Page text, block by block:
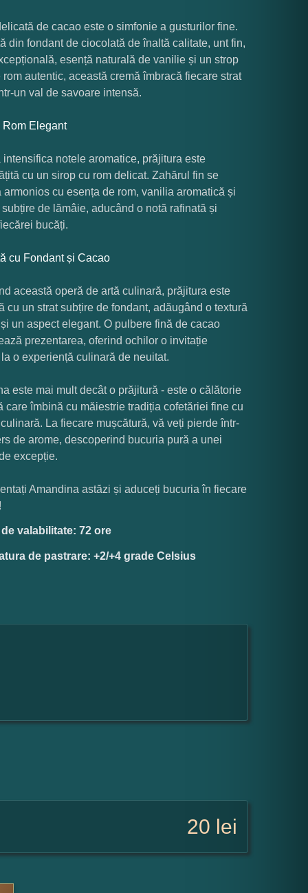
de cacao este o simfonie a gusturilor fine.
din fondant de ciocolată de înaltă calitate, unt fin,
esență naturală de vanilie și un strop
rom autentic, această cremă îmbracă fiecare strat
un val de savoare intensă.
Rom Elegant
intensifica notele aromatice, prăjitura este
cu un sirop cu rom delicat. Zahărul fin se
armonios cu esența de rom, vanilia aromatică și
de lămâie, aducând o notă rafinată și
bucăți.
cu Fondant și Cacao
această operă de artă culinară, prăjitura este
cu un strat subțire de fondant, adăugând o textură
un aspect elegant. O pulbere fină de cacao
prezentarea, oferind ochilor o invitație
o experiență culinară de neuitat.
este mai mult decât o prăjitură - este o călătorie
care îmbină cu măiestrie tradiția cofetăriei fine cu
La fiecare mușcătură, vă veți pierde într-
de arome, descoperind bucuria pură a unei
excepție.
Amandina astăzi și aduceți bucuria în fiecare
valabilitate: 72 ore
de pastrare: +2/+4 grade Celsius
20 lei